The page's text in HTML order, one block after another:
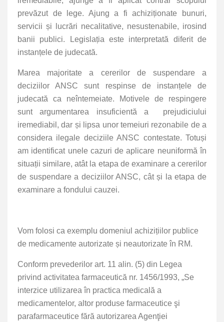
prevăzut de lege. Ajung a fi achiziționate bunuri,
servicii și lucrări necalitative, nesustenabile, irosind
banii publici. Legislația este interpretată diferit de
instanțele de judecată.
Marea majoritate a cererilor de suspendare a
deciziilor ANSC sunt respinse de instanțele de
judecată ca neîntemeiate. Motivele de respingere
sunt argumentarea insuficientă a prejudiciului
iremediabil, dar și lipsa unor temeiuri rezonabile de a
considera ilegale deciziile ANSC contestate. Totuși
am identificat unele cazuri de aplicare neuniformă în
situații similare, atât la etapa de examinare a cererilor
de suspendare a deciziilor ANSC, cât și la etapa de
examinare a fondului cauzei.
Vom folosi ca exemplu domeniul achizițiilor publice
de medicamente autorizate și neautorizate în RM.
Conform prevederilor art. 11 alin. (5) din Legea
privind activitatea farmaceutică nr. 1456/1993, „Se
interzice utilizarea în practica medicală a
medicamentelor, altor produse farmaceutice şi
parafarmaceutice fără autorizarea Agenţiei